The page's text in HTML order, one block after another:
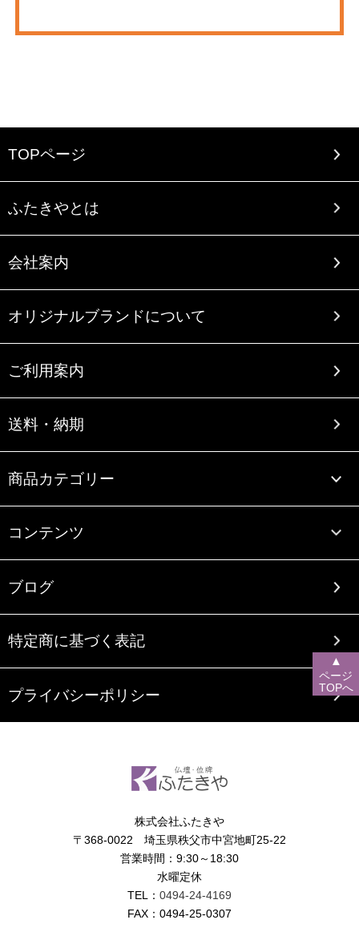
TOPページ
ふたきやとは
会社案内
オリジナルブランドについて
ご利用案内
送料・納期
商品カテゴリー
コンテンツ
ブログ
特定商に基づく表記
プライバシーポリシー
株式会社ふたきや
〒368-0022 埼玉県秩父市中宮地町25-22
営業時間：9:30～18:30
水曜定休
TEL： 0494-24-4169
FAX：0494-25-0307
▲
ページ
TOPへ